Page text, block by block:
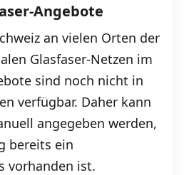
Angebote
an vielen Orten der
Glasfaser-Netzen im
sind noch nicht in
verfügbar. Daher kann
angegeben werden,
bereits ein
vorhanden ist.